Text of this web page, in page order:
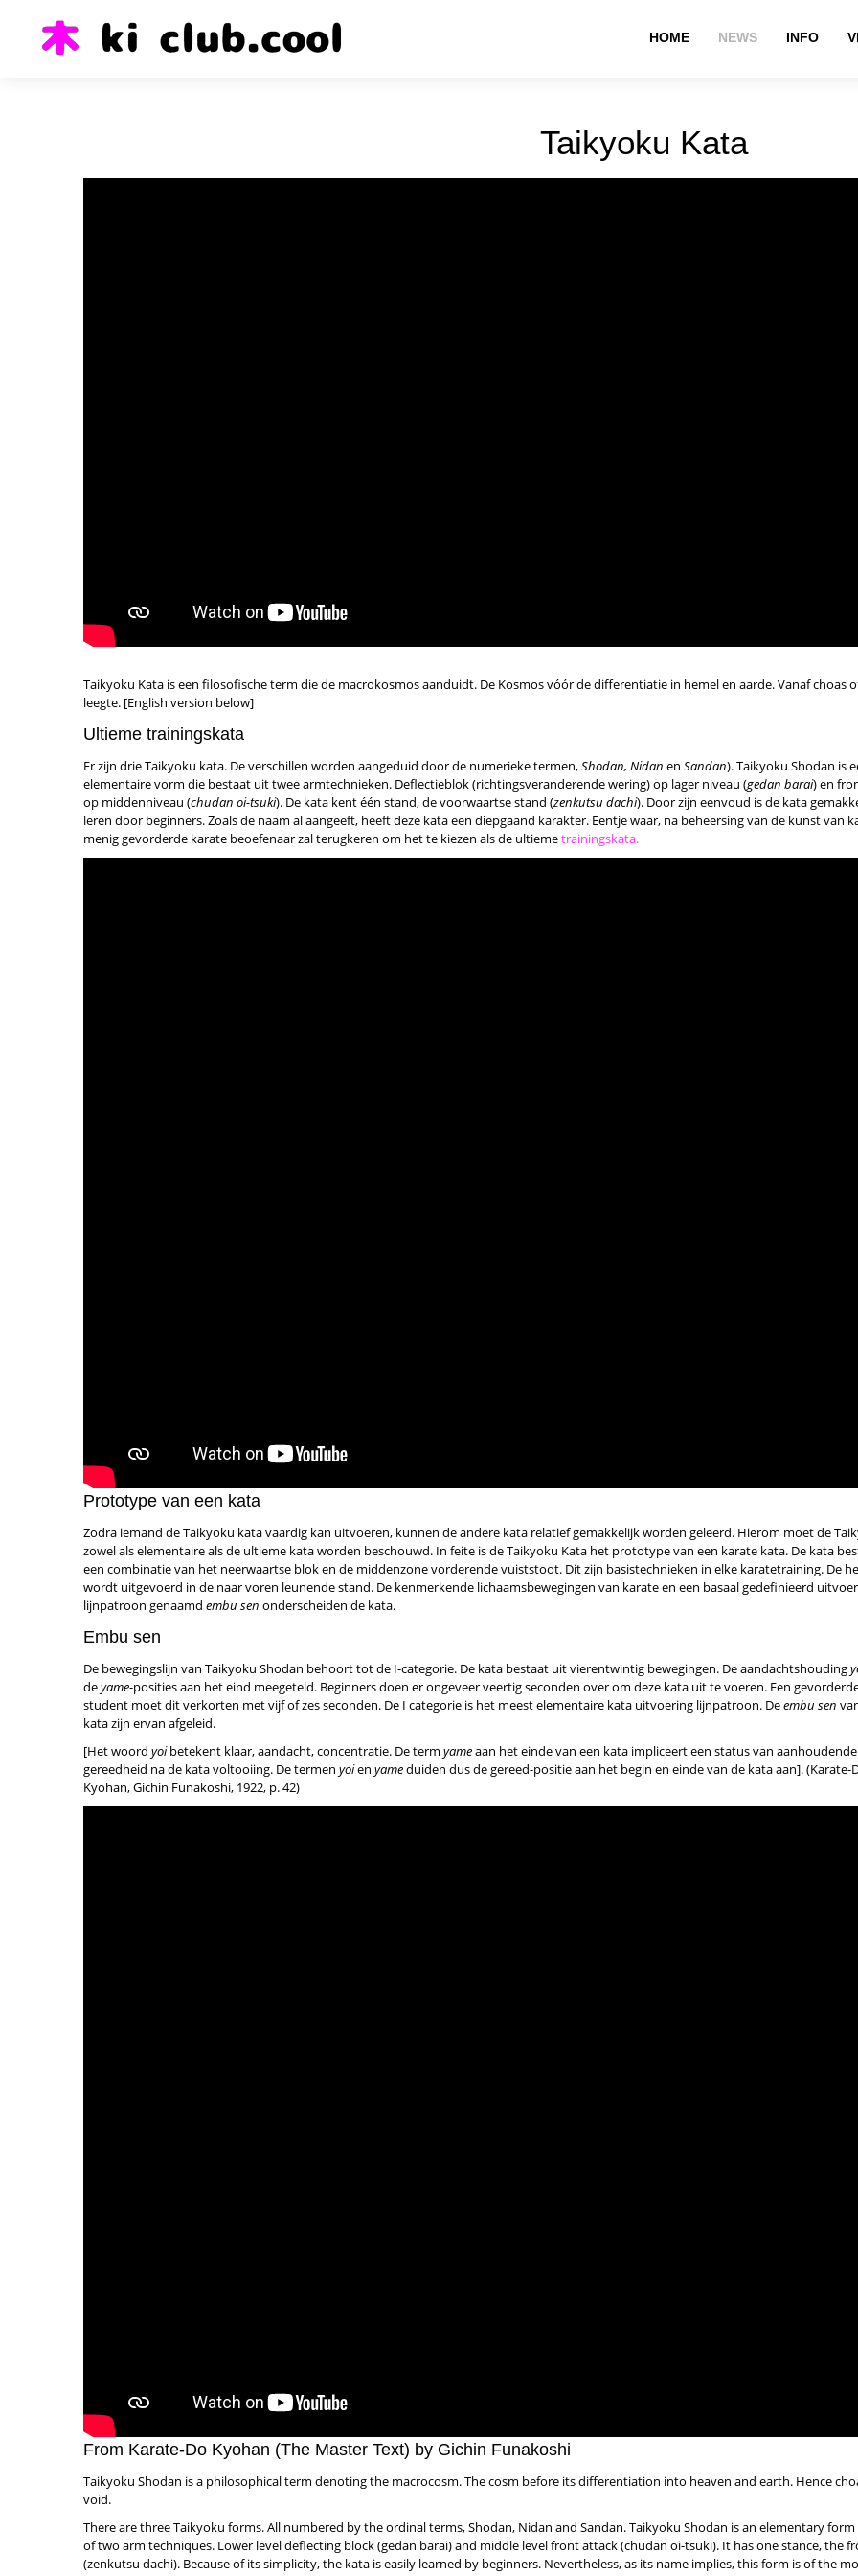
HOME NEWS INFO
Taikyoku Kata
Taikyoku Kata is een filosofische term die de macrokosmos aanduidt. De Kosmos vóór de differentiatie in hemel en aarde. Vanaf choas
leegte. [English version below]
Ultieme trainingskata
Er zijn drie Taikyoku kata. De verschillen worden aangeduid door de numerieke termen,Shodan, Nidan en Sandan). Taikyoku Shodan is
elementaire vorm die bestaat uit twee armtechnieken. Deflectieblok (richtingsveranderende wering) op lager niveau (gedan barai) en
op middenniveau (chudan oi-tsuki). De kata kent één stand, de voorwaartse stand (zenkutsu dachi). Door zijn eenvoud is de kata
leren door beginners. Zoals de naam al aangeeft, heeft deze kata een diepgaand karakter. Eentje waar, na beheersing van de kunst van
menig gevorderde karate beoefenaar zal terugkeren om het te kiezen als de ultiemetrainingskata.
Prototype van een kata
Zodra iemand de Taikyoku kata vaardig kan uitvoeren, kunnen de andere kata relatief gemakkelijk worden geleerd. Hierom moet de
zowel als elementaire als de ultieme kata worden beschouwd. In feite is de Taikyoku Kata het prototype van een karate kata. De kata
een combinatie van het neerwaartse blok en de middenzone vorderende vuiststoot. Dit zijn basistechnieken in elke karatetraining. De
wordt uitgevoerd in de naar voren leunende stand. De kenmerkende lichaamsbewegingen van karate en een basaal gedefinieerd
lijnpatroon genaamd embu sen onderscheiden de kata.
Embu sen
De bewegingslijn van Taikyoku Shodan behoort tot de I-categorie. De kata bestaat uit vierentwintig bewegingen. De aandachtshouding
deyame-posities aan het eind meegeteld. Beginners doen er ongeveer veertig seconden over om deze kata uit te voeren. Een
student moet dit verkorten met vijf of zes seconden. De I categorie is het meest elementaire kata uitvoering lijnpatroon. Deembu sen
kata zijn ervan afgeleid.
[Het woord yoibetekent klaar, aandacht, concentratie. De term yameaan het einde van een kata impliceert een status van aanhoudende
gereedheid na de kata voltooiing. De termen yoien yameduiden dus de gereed-positie aan het begin en einde van de kata aan]. (Karate-
Kyohan, Gichin Funakoshi, 1922, p. 42)
From Karate-Do Kyohan (The Master Text) by Gichin Funakoshi
Taikyoku Shodan is a philosophical term denoting the macrocosm. The cosm before its differentiation into heaven and earth. Hence
void.
There are three Taikyoku forms. All numbered by the ordinal terms, Shodan, Nidan and Sandan. Taikyoku Shodan is an elementary
of two arm techniques. Lower level deflecting block (gedan barai) and middle level front attack (chudan oi-tsuki). It has one stance, the
(zenkutsu dachi). Because of its simplicity, the kata is easily learned by beginners. Nevertheless, as its name implies, this form is of the